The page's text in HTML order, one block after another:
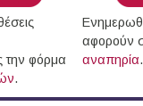
την φόρμα
.
αφορούν
αναπηρία.